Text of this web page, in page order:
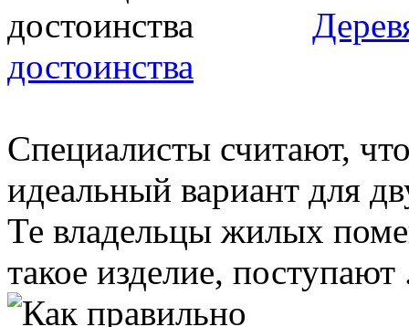
достоинства
Специалисты считают,
идеальный вариант для
Те владельцы жилых
такое изделие, поступают